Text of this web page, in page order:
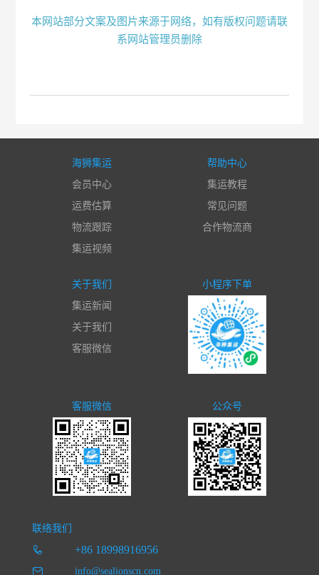
本网站部分文案及图片来源于网络，如有版权问题请联
系网站管理员删除
海狮集运
会员中心
运费估算
物流跟踪
集运视频
帮助中心
集运教程
常见问题
合作物流商
关于我们
集运新闻
关于我们
客服微信
小程序下单
客服微信 公众号
联络我们
+86 18998916956
info@sealionscn.com